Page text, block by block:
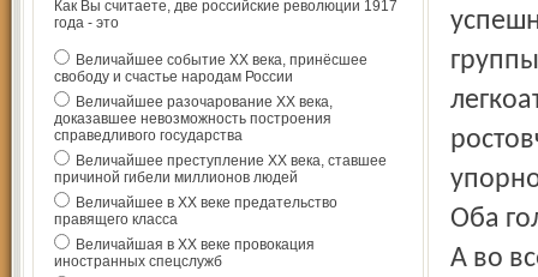
Как Вы считаете, две российские революции 1917
года - это
Величайшее событие ХХ века, принёсшее
свободу и счастье народам России
Величайшее разочарование ХХ века,
доказавшее невозможность построения
справедливого государства
Величайшее преступление ХХ века, ставшее
причиной гибели миллионов людей
Величайшее в ХХ веке предательство
правящего класса
Величайшая в ХХ веке провокация
иностранных спецслужб
Оба
А во